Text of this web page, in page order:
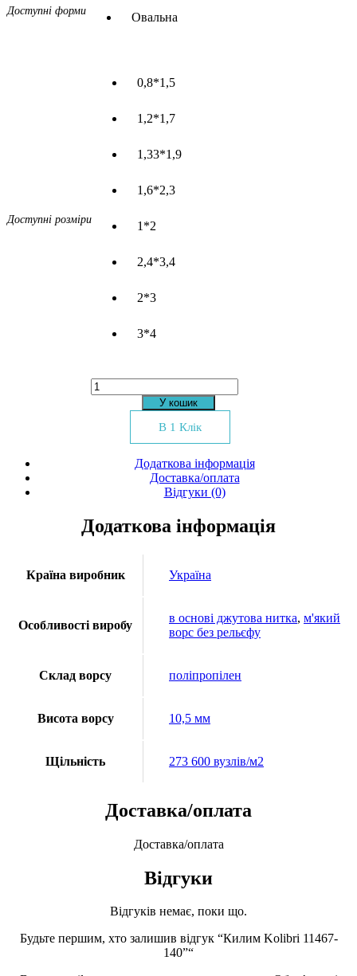
Доступні форми Овальна
Доступні розміри
0,8*1,5
1,2*1,7
1,33*1,9
1,6*2,3
1*2
2,4*3,4
2*3
3*4
Килим
Kolibri
кількість
У кошик
В 1 Клік
Додаткова інформація
Доставка/оплата
Відгуки (0)
Додаткова інформація
Країна виробник Україна
Особливості виробу
в основі джутова нитка, м'який
ворс без рельєфу
Склад ворсу поліпропілен
Висота ворсу 10,5 мм
Щільність 273 600 вузлів/м2
Доставка/оплата
Доставка/оплата
Відгуки
Відгуків немає, поки що.
Будьте першим, хто залишив відгук “Килим Kolibri 11467-
140”“